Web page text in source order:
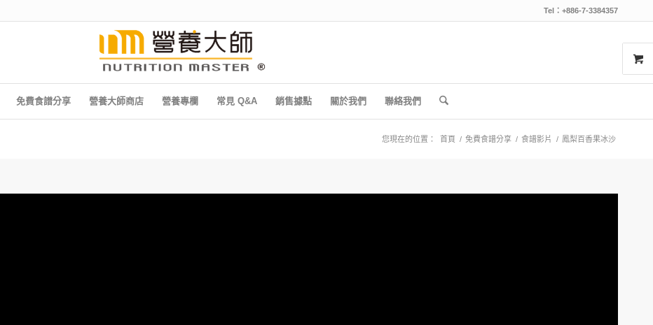
Tel：+886-7-3384357
免費食譜分享 營養大師商店 營養專欄 常見 Q&A 銷售據點 關於我們 聯絡我們
您現在的位置： 首頁 / 免費食譜分享 / 食譜影片 / 鳳梨百香果冰沙